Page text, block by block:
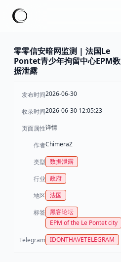
零零信安暗网监测 | 法国Le
Pontet青少年拘留中心EPM数
据泄露
发布时间2026-06-30
收录时间2026-06-30 12:05:23
页面属性详情
作者ChimeraZ
类型 数据泄露
行业 政府
地区 法国
标签 黑客论坛
EPM of the Le Pontet city
Telegram IDONTHAVETELEGRAM